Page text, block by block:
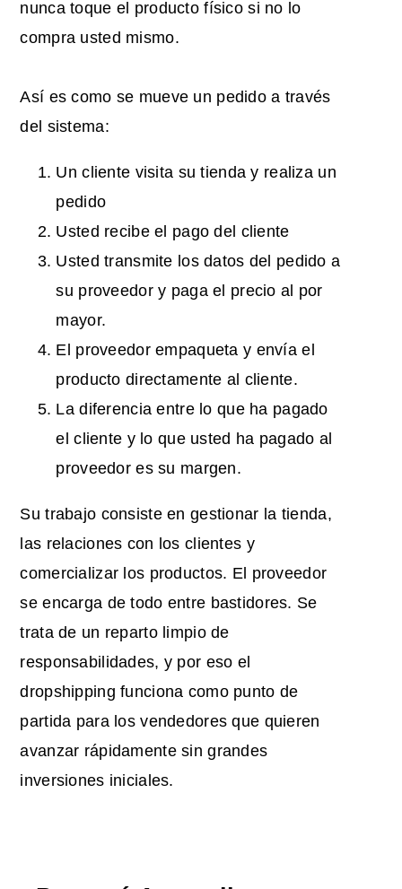
nunca toque el producto físico si no lo
compra usted mismo.
Así es como se mueve un pedido a través
del sistema:
Un cliente visita su tienda y realiza un
pedido
Usted recibe el pago del cliente
Usted transmite los datos del pedido a
su proveedor y paga el precio al por
mayor.
El proveedor empaqueta y envía el
producto directamente al cliente.
La diferencia entre lo que ha pagado
el cliente y lo que usted ha pagado al
proveedor es su margen.
Su trabajo consiste en gestionar la tienda,
las relaciones con los clientes y
comercializar los productos. El proveedor
se encarga de todo entre bastidores. Se
trata de un reparto limpio de
responsabilidades, y por eso el
dropshipping funciona como punto de
partida para los vendedores que quieren
avanzar rápidamente sin grandes
inversiones iniciales.